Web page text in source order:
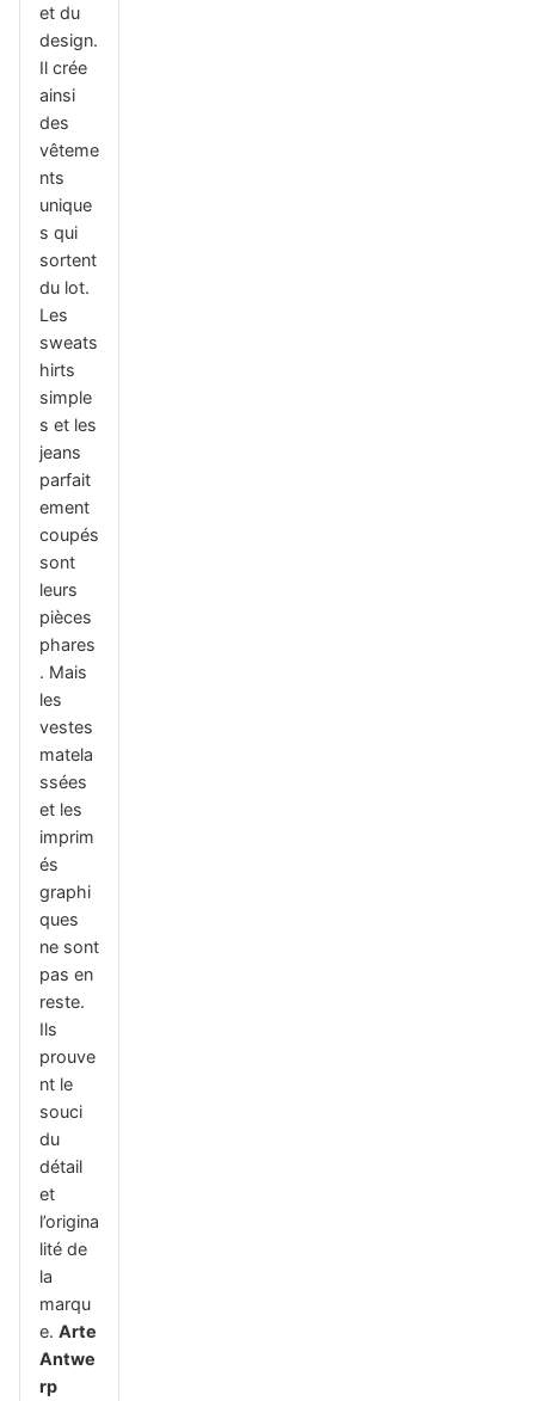
et du
design.
Il crée
ainsi
des
vêteme
nts
unique
s qui
sortent
du lot.
Les
sweats
hirts
simple
s et les
jeans
parfait
ement
coupés
sont
leurs
pièces
phares
. Mais
les
vestes
matela
ssées
et les
imprim
és
graphi
ques
ne sont
pas en
reste.
Ils
prouve
nt le
souci
du
détail
et
l’origina
lité de
la
marqu
e. Arte
Antwe
rp